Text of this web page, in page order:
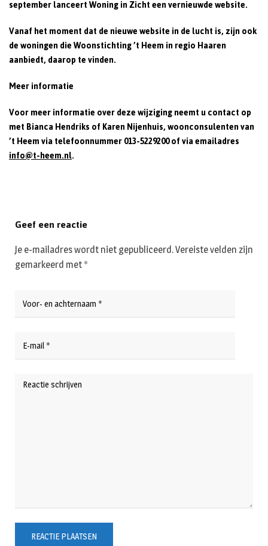
september lanceert Woning in Zicht een vernieuwde website.
Vanaf het moment dat de nieuwe website in de lucht is, zijn ook
de woningen die Woonstichting ’t Heem in regio Haaren
aanbiedt, daarop te vinden.
Meer informatie
Voor meer informatie over deze wijziging neemt u contact op
met Bianca Hendriks of Karen Nijenhuis, woonconsulenten van
’t Heem via telefoonnummer013-5229200of via emailadres
info@t-heem.nl.
Geef een reactie
Je e-mailadres wordt niet gepubliceerd.Vereiste velden zijn
gemarkeerd met *